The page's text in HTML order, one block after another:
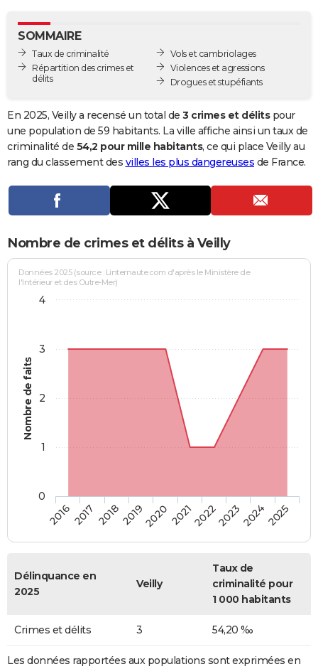
GUIDES D'ACHAT
BONS PLANS
Carte de Noël
Carte Bonne année
Carte Saint-Valentin
Carte Pâques
Carte d'anniversaire
DICTIONNAIRE
Dictionnaire
Biographies
Citations
Expressions
Proverbes
PROGRAMME TV
COPAINS D'AVANT
S'inscrire
Se connecter
Lycées
Collèges
Primaires
Universités
Entreprises
Service militaire
Avis de recherche
AVIS DE DÉCÈS
FORUM
Bricolage
Lifestyle
Culture
Sport
Auto
Television
Voyage
Cinema
SOMMAIRE
Taux de criminalité
Répartition des crimes et
délits
Vols et cambriolages
Violences et agressions
Drogues et stupéfiants
En 2025, Veilly a recensé un total de 3 crimes et délitspour
une population de 59 habitants. La ville affiche ainsi un taux de
criminalité de 54,2 pour mille habitants, ce qui place Veilly au
rang du classement des villes les plus dangereuses de France.
Nombre de crimes et délits à Veilly
Nombre de faits
Données 2025 (source : Linternaute.com d'après le Ministère de
l'Intérieur et des Outre-Mer)
20162017 20182019202020212022202320242025
0
1
2
3
4
Délinquance en
2025
Veilly
Taux de
criminalité pour
1 000 habitants
Crimes et délits 3 54,20 ‰
Les données rapportées aux populations sont exprimées en